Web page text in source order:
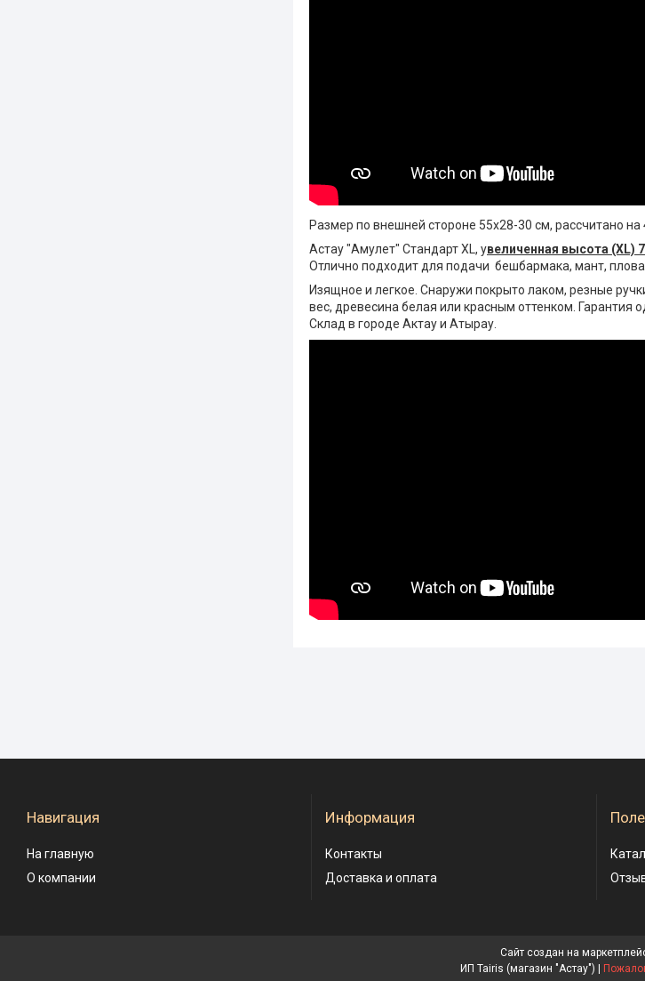
Размер по внешней стороне 55х28-30 см, рассчитано на
Астау "Амулет" Стандарт XL, увеличенная высота (XL)
Отлично подходит для подачи бешбармака, мант,
Изящное и легкое. Снаружи покрыто лаком, резные
вес, древесина белая или красным оттенком. Гарантия
Склад в городе Актау и Атырау.
Навигация
На главную
О компании
Информация
Контакты
Доставка и оплата
Сайт создан на